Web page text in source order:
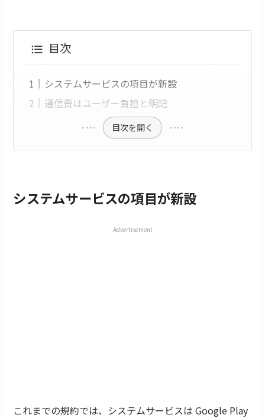
目次
システムサービスの項目が新設
通信費はユーザー負担と明記
目次を開く
システムサービスの項目が新設
Advertisement
これまでの規約では、システムサービスは Google Play